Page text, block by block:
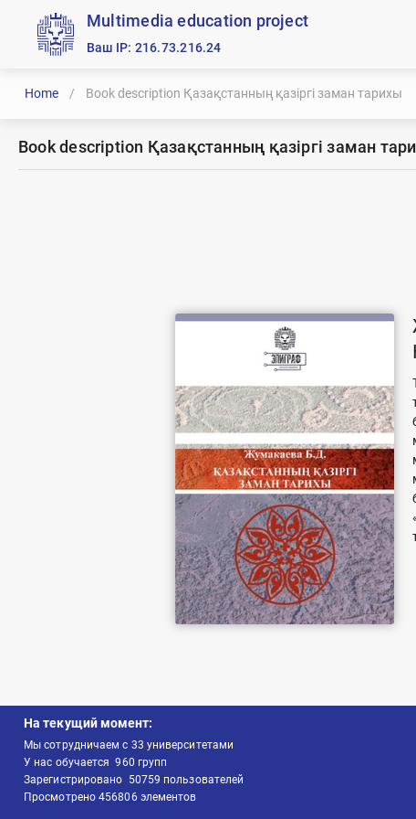
Multimedia education project
Ваш IP: 216.73.216.24
Home / Book description Қазақстанның қазіргі заман тарихы
Book description Қазақстанның қазіргі заман
На текущий момент:
Мы сотрудничаем с 33 университетами
У нас обучается 960 групп
Зарегистрировано 50759 пользователей
Просмотрено456806 элементов